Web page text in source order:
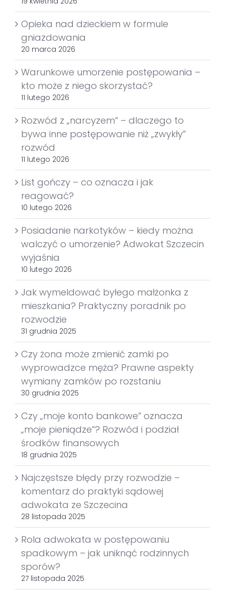
Opieka nad dzieckiem w formule
gniazdowania
20 marca 2026
Warunkowe umorzenie postępowania –
kto może z niego skorzystać?
11 lutego 2026
Rozwód z „narcyzem” – dlaczego to
bywa inne postępowanie niż „zwykły”
rozwód
11 lutego 2026
List gończy – co oznacza i jak
reagować?
10 lutego 2026
Posiadanie narkotyków – kiedy można
walczyć o umorzenie? Adwokat Szczecin
wyjaśnia
10 lutego 2026
Jak wymeldować byłego małżonka z
mieszkania? Praktyczny poradnik po
rozwodzie
31 grudnia 2025
Czy żona może zmienić zamki po
wyprowadzce męża? Prawne aspekty
wymiany zamków po rozstaniu
30 grudnia 2025
Czy „moje konto bankowe” oznacza
„moje pieniądze”? Rozwód i podział
środków finansowych
18 grudnia 2025
Najczęstsze błędy przy rozwodzie –
komentarz do praktyki sądowej
adwokata ze Szczecina
28 listopada 2025
Rola adwokata w postępowaniu
spadkowym – jak uniknąć rodzinnych
sporów?
27 listopada 2025